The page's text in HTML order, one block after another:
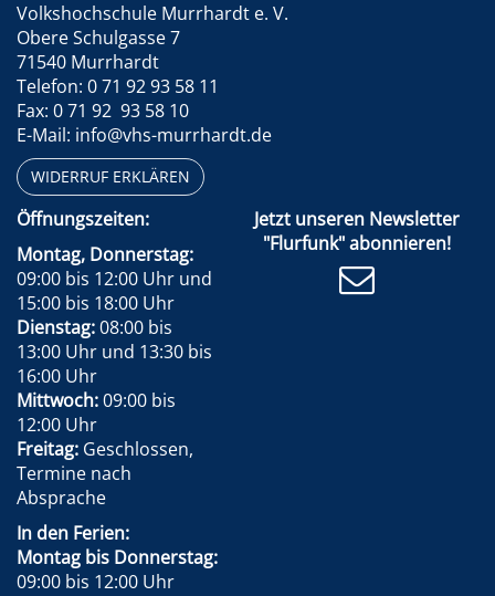
Volkshochschule Murrhardt e. V.
Obere Schulgasse 7
71540 Murrhardt
Telefon: 0 71 92 93 58 11
Fax: 0 71 92 93 58 10
E-Mail: info@vhs-murrhardt.de
WIDERRUF ERKLÄREN
Jetzt unseren Newsletter
"Flurfunk" abonnieren!
Öffnungszeiten:
Montag, Donnerstag:
09:00 bis 12:00 Uhr und
15:00 bis 18:00 Uhr
Dienstag:08:00 bis
13:00 Uhr und 13:30 bis
16:00 Uhr
Mittwoch:09:00 bis
12:00 Uhr
Freitag: Geschlossen,
Termine nach
Absprache
In den Ferien:
Montag bis Donnerstag:
09:00 bis 12:00 Uhr